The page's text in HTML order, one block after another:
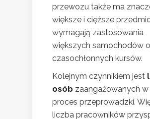
przewozu także ma
większe i cięższe
wymagają zastosowania
większych samochodów
czasochłonnych kursów.
Kolejnym czynnikiem jest
osób zaangażowanych w
proces przeprowadzki.
liczba pracowników